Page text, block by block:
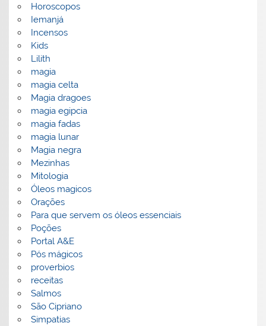
Horoscopos
Iemanjá
Incensos
Kids
Lilith
magia
magia celta
Magia dragoes
magia egipcia
magia fadas
magia lunar
Magia negra
Mezinhas
Mitologia
Óleos magicos
Orações
Para que servem os óleos essenciais
Poções
Portal A&E
Pós mágicos
proverbios
receitas
Salmos
São Cipriano
Simpatias